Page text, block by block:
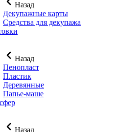
Назад
Декупажные карты
Средства для декупажа
Назад
Пенопласт
Пластик
Деревянные
Папье-маше
Назад